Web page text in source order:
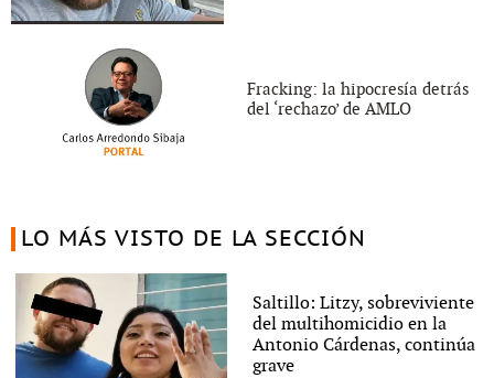
Fracking: la hipocresía detrás
del ‘rechazo’ de AMLO
LO MÁS VISTO DE LA SECCIÓN
Saltillo: Litzy, sobreviviente
del multihomicidio en la
Antonio Cárdenas, continúa
grave